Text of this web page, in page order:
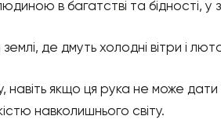
в багатстві та бідності, у
де дмуть холодні вітри і
навіть якщо ця рука не може
навколишнього світу.